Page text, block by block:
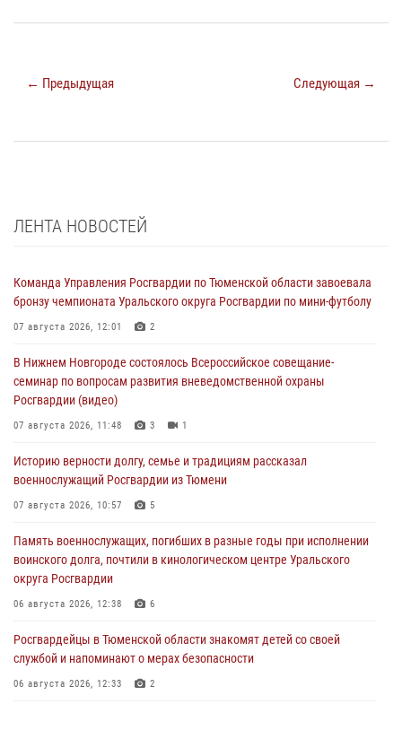
← Предыдущая Следующая →
ЛЕНТА НОВОСТЕЙ
Команда Управления Росгвардии по Тюменской области завоевала
бронзу чемпионата Уральского округа Росгвардии по мини-футболу
07 августа 2026, 12:01 2
В Нижнем Новгороде состоялось Всероссийское совещание-
семинар по вопросам развития вневедомственной охраны
Росгвардии (видео)
07 августа 2026, 11:48 3 1
Историю верности долгу, семье и традициям рассказал
военнослужащий Росгвардии из Тюмени
07 августа 2026, 10:57 5
Память военнослужащих, погибших в разные годы при исполнении
воинского долга, почтили в кинологическом центре Уральского
округа Росгвардии
06 августа 2026, 12:38 6
Росгвардейцы в Тюменской области знакомят детей со своей
службой и напоминают о мерах безопасности
06 августа 2026, 12:33 2